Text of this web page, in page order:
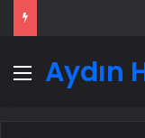
Menü
Aydın